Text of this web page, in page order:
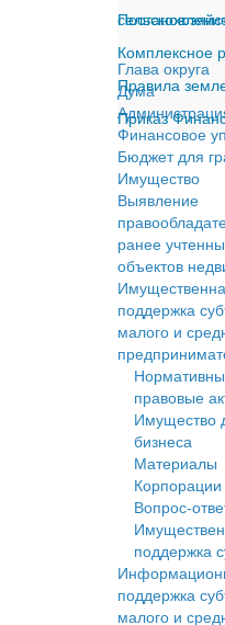
Комплексное
Правила
Приказ
Глава округа
Дума
Финансовое
Бюджет для
Имущество
Выявление
ранее
объектов
поддержка
малого и
правовые
Имущество
бизнеса
Материалы
Вопрос-
поддержка
поддержка
малого и